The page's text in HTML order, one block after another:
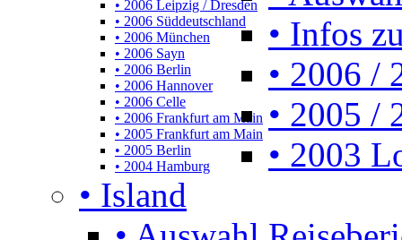
• 2006 Leipzig / Dresden
• 2006 Süddeutschland
• 2006 München
• 2006 Sayn
• 2006 Berlin
• 2006 Hannover
• 2006 Celle
• 2006 Frankfurt am Main
• 2005 Frankfurt am Main
• 2005 Berlin
• 2004 Hamburg
• Infos
• 2006 /
• 2005 /
• 2003
• Island